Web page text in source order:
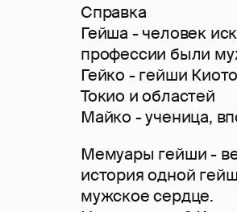
Справка
Гейша - человек
профессии были
Гейко - гейши
Токио и областей
Майко - ученица,
Мемуары гейши -
история одной
мужское сердце.